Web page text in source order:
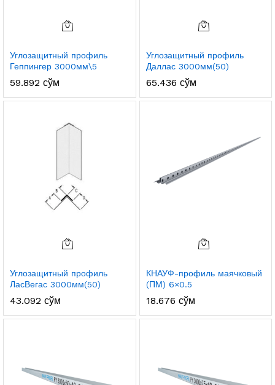
Углозащитный профиль
Геппингер 3000мм\5
59.892 сўм
Углозащитный профиль
Даллас 3000мм(50)
65.436 сўм
Углозащитный профиль
ЛасВегас 3000мм(50)
43.092 сўм
КНАУФ-профиль маячковый
(ПМ) 6×0.5
18.676 сўм